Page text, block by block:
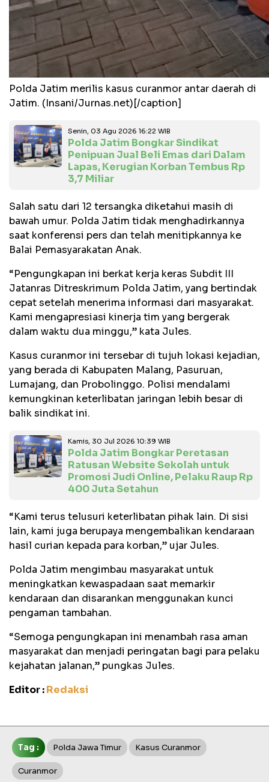
Polda Jatim merilis kasus curanmor antar daerah di
Jatim. (Insani/Jurnas.net)[/caption]
Senin, 03 Agu 2026 16:22 WIB
Polda Jatim Bongkar Sindikat
Penipuan Jual Beli Emas dari Dalam
Lapas, Kerugian Korban Tembus Rp
3,7 Miliar
Salah satu dari 12 tersangka diketahui masih di
bawah umur. Polda Jatim tidak menghadirkannya
saat konferensi pers dan telah menitipkannya ke
Balai Pemasyarakatan Anak.
“Pengungkapan ini berkat kerja keras Subdit III
Jatanras Ditreskrimum Polda Jatim, yang bertindak
cepat setelah menerima informasi dari masyarakat.
Kami mengapresiasi kinerja tim yang bergerak
dalam waktu dua minggu,” kata Jules.
Kasus curanmor ini tersebar di tujuh lokasi kejadian,
yang berada di Kabupaten Malang, Pasuruan,
Lumajang, dan Probolinggo. Polisi mendalami
kemungkinan keterlibatan jaringan lebih besar di
balik sindikat ini.
Kamis, 30 Jul 2026 10:39 WIB
Polda Jatim Bongkar Peretasan
Ratusan Website Sekolah untuk
Promosi Judi Online, Pelaku Raup Rp
400 Juta Setahun
“Kami terus telusuri keterlibatan pihak lain. Di sisi
lain, kami juga berupaya mengembalikan kendaraan
hasil curian kepada para korban,” ujar Jules.
Polda Jatim mengimbau masyarakat untuk
meningkatkan kewaspadaan saat memarkir
kendaraan dan disarankan menggunakan kunci
pengaman tambahan.
“Semoga pengungkapan ini menambah rasa aman
masyarakat dan menjadi peringatan bagi para pelaku
kejahatan jalanan,” pungkas Jules.
Editor :Redaksi
Tag : Polda Jawa Timur Kasus Curanmor
Curanmor